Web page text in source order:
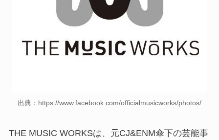
出典：https://www.facebook.com/officialmusicworks/photos/
THE MUSIC WORKSは、元CJ&ENM傘下の芸能事